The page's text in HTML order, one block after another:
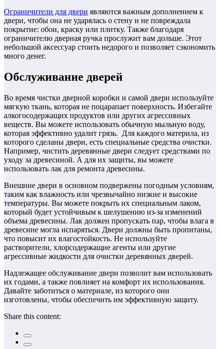
Ограничители для двери являются важным дополнением к
двери, чтобы она не ударялась о стену и не повреждала
покрытие: обои, краску или плитку. Также благодаря
ограничителю дверная ручка прослужит вам дольше. Этот
небольшой аксессуар стоить недорого и позволяет сэкономить
много денег.
Обслуживание дверей
Во время чистки дверной коробки и самой двери используйте
мягкую ткань, которая не поцарапает поверхность. Избегайте
алкогосодержащих продуктов или других агрессивных
веществ. Вы можете использовать обычную мыльную воду,
которая эффективно удалит грязь. Для каждого материла, из
которого сделаны двери, есть специальные средства очистки.
Например, чистить деревянные двери следует средствами по
уходу за древесиной. А для их защиты, вы можете
использовать лак для ремонта древесины.
Внешние двери в основном подвержены погодным условиям,
таким как влажность или чрезвычайно низкие и высокие
температуры. Вы можете покрыть их специальным лаком,
который будет устойчивым к шелушению из-за изменений
объема древесины. Лак должен пропускать пар, чтобы влага в
древесине могла испаряться. Двери должны быть пропитаны,
что повысит их влагостойкость. Не используйте
растворители, хлорсодержащие агенты или другие
агрессивные жидкости для очистки деревянных дверей.
Надлежащее обслуживание двери позволит вам использовать
их годами, а также повлияет на комфорт их использования.
Давайте заботиться о материале, из которого они
изготовлены, чтобы обеспечить им эффективную защиту.
Share this content: